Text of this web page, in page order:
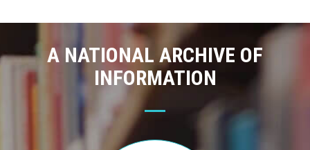
A NATIONAL ARCHIVE OF
INFORMATION